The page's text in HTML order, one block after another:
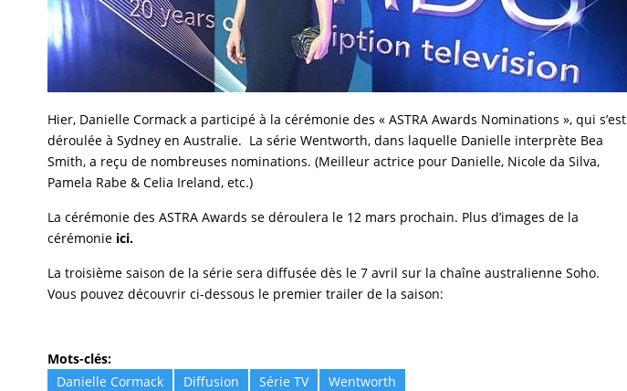
Hier, Danielle Cormack a participé à la cérémonie des « ASTRA Awards Nominations », qui s’est
déroulée à Sydney en Australie. La série Wentworth, dans laquelle Danielle interprète Bea
Smith, a reçu de nombreuses nominations. (Meilleur actrice pour Danielle, Nicole da Silva,
Pamela Rabe & Celia Ireland, etc.)
La cérémonie des ASTRA Awards se déroulera le 12 mars prochain. Plus d’images de la
cérémonie ici.
La troisième saison de la série sera diffusée dès le 7 avril sur la chaîne australienne Soho.
Vous pouvez découvrir ci-dessous le premier trailer de la saison:
Mots-clés:
Danielle Cormack
Diffusion Série TV Wentworth